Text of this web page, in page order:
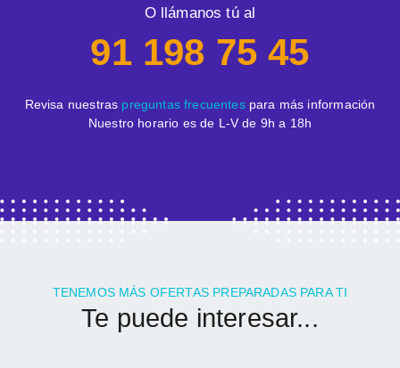
O llámanos tú al
91 198 75 45
Revisa nuestras preguntas frecuentespara más información
Nuestro horario es de L-V de 9h a 18h
TENEMOS MÁS OFERTAS PREPARADAS PARA TI
Te puede interesar...